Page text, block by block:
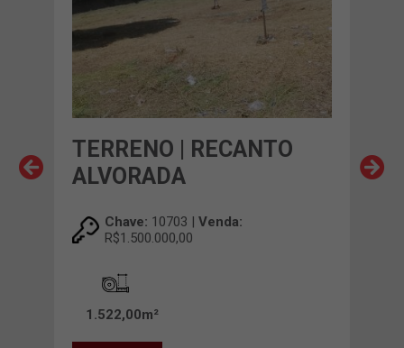
TERRENO | RECANTO
ALVORADA
Chave: 10703 | Venda:
R$1.500.000,00
1.522,00m²